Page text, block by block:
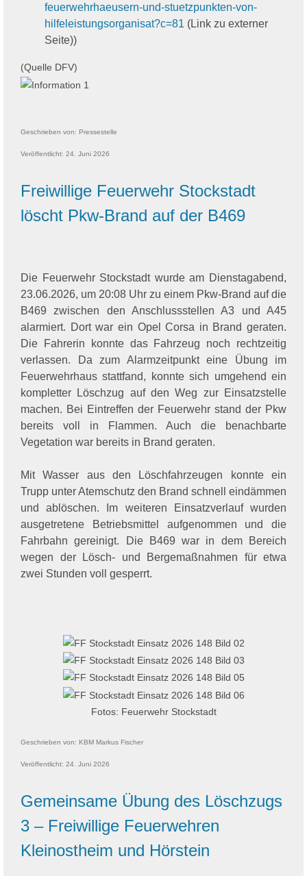
feuerwehrhaeusern-und-stuetzpunkten-von-
hilfeleistungsorganisat?c=81 (Link zu externer
Seite))
(Quelle DFV)
Geschrieben von: Pressestelle
Veröffentlicht: 24. Juni 2026
Freiwillige Feuerwehr Stockstadt
löscht Pkw-Brand auf der B469
Die Feuerwehr Stockstadt wurde am Dienstagabend,
23.06.2026, um 20:08 Uhr zu einem Pkw-Brand auf die
B469 zwischen den Anschlussstellen A3 und A45
alarmiert. Dort war ein Opel Corsa in Brand geraten.
Die Fahrerin konnte das Fahrzeug noch rechtzeitig
verlassen. Da zum Alarmzeitpunkt eine Übung im
Feuerwehrhaus stattfand, konnte sich umgehend ein
kompletter Löschzug auf den Weg zur Einsatzstelle
machen. Bei Eintreffen der Feuerwehr stand der Pkw
bereits voll in Flammen. Auch die benachbarte
Vegetation war bereits in Brand geraten.
Mit Wasser aus den Löschfahrzeugen konnte ein
Trupp unter Atemschutz den Brand schnell eindämmen
und ablöschen. Im weiteren Einsatzverlauf wurden
ausgetretene Betriebsmittel aufgenommen und die
Fahrbahn gereinigt. Die B469 war in dem Bereich
wegen der Lösch- und Bergemaßnahmen für etwa
zwei Stunden voll gesperrt.
Fotos: Feuerwehr Stockstadt
Geschrieben von: KBM Markus Fischer
Veröffentlicht: 24. Juni 2026
Gemeinsame Übung des Löschzugs
3 – Freiwillige Feuerwehren
Kleinostheim und Hörstein